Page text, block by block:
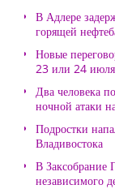
В Адлере
горящей
Новые
23 или 24 июля
Два человека
ночной атаки
Подростки
Владивостока
В Заксобрание
независимого